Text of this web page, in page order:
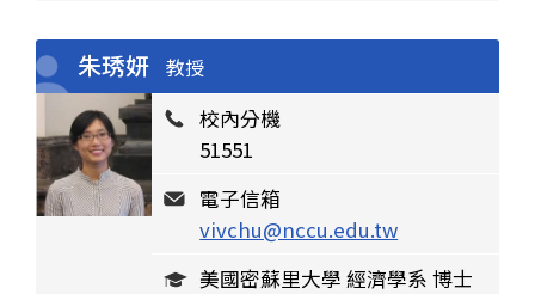
朱琇妍 教授
校內分機
51551
電子信箱
vivchu@nccu.edu.tw
美國密蘇里大學 經濟學系 博士